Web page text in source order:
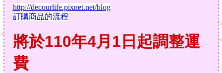
http://decourlife.pixnet.net/blog
訂購商品的流程
將於110年4月1日起調整運
費